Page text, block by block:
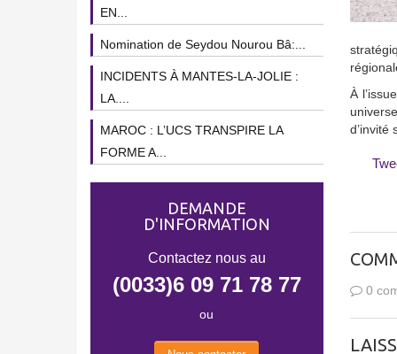
À
d’invité
0
EN...
Nomination de Seydou Nourou Bâ:...
INCIDENTS À MANTES-LA-JOLIE :
LA....
MAROC : L’UCS TRANSPIRE LA
FORME A...
DEMANDE
D'INFORMATION
Contactez nous au
(0033)6 09 71 78 77
ou